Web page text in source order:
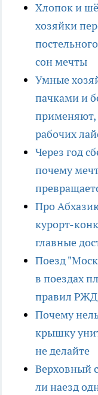
Хлопок и
хозяйки
сон мечты
Умные
пачками и
применяют,
рабочих
Через год
почему
Про
курорт-
главные
Поезд
в поездах
правил РЖД
Почему
крышку
не делайте
Верховный
ли наезд